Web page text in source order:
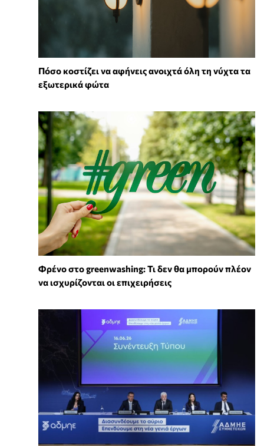
Πόσο κοστίζει να αφήνεις ανοιχτά όλη τη νύχτα τα
εξωτερικά φώτα
Φρένο στο greenwashing: Τι δεν θα μπορούν πλέον
να ισχυρίζονται οι επιχειρήσεις